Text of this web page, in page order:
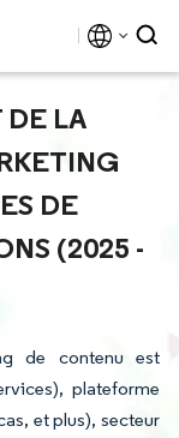
DE LA
DE
(2025 -
de contenu est
plateforme
et plus), secteur